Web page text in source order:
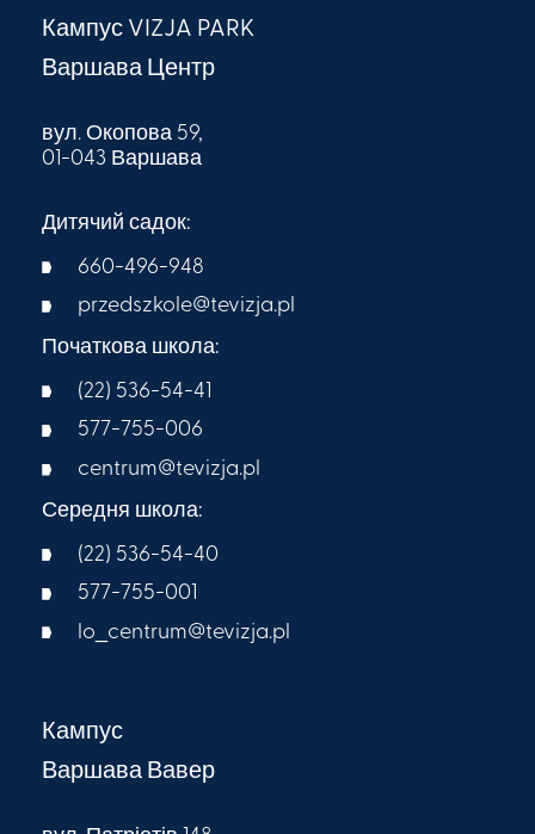
Кампус VIZJA PARK
Варшава Центр
вул. Окопова 59,
01-043 Варшава
Дитячий садок:
660-496-948
przedszkole@tevizja.pl
Початкова школа:
(22) 536-54-41
577-755-006
centrum@tevizja.pl
Середня школа:
(22) 536-54-40
577-755-001
lo_centrum@tevizja.pl
Кампус
Варшава Вавер